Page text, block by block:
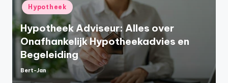
Geplaatst
in
Hypotheek
Hypotheek Adviseur: Alles over
Onafhankelijk Hypotheekadvies en
Begeleiding
Geplaatst
door
Bert-Jan